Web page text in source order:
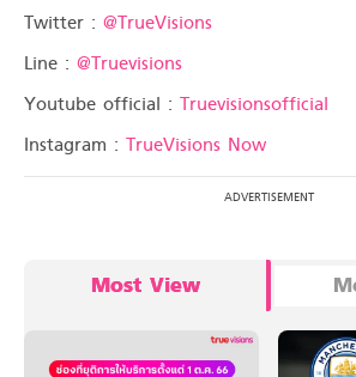
Twitter : @TrueVisions
Line : @Truevisions
Youtube official : Truevisionsofficial
Instagram : TrueVisions Now
Most View